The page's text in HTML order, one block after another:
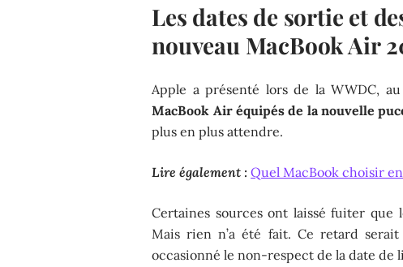
Les dates de sortie et
nouveau MacBook Air
Apple a présenté lors de la WWDC,
MacBook Air équipés de la nouvelle
plus en plus attendre.
Lire également : Quel MacBook choisir
Certaines sources ont laissé fuiter
Mais rien n’a été fait. Ce retard
occasionné le non-respect de la date de